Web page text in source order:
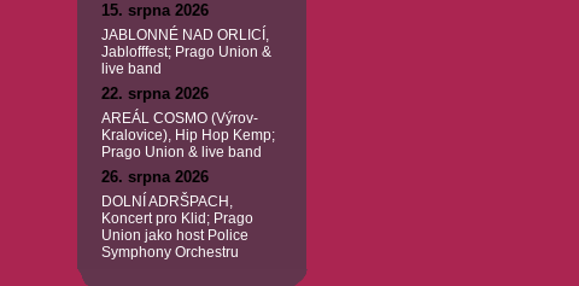
15. srpna 2026
JABLONNÉ NAD ORLICÍ,
Jablofffest; Prago Union &
live band
22. srpna 2026
AREÁL COSMO (Výrov-
Kralovice), Hip Hop Kemp;
Prago Union & live band
26. srpna 2026
DOLNÍ ADRŠPACH,
Koncert pro Klid; Prago
Union jako host Police
Symphony Orchestru